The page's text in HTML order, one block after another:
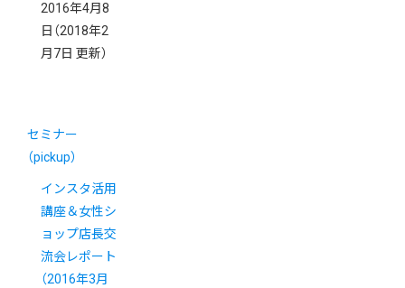
2016年4月8
日 （2018年2
月7日 更新）
セミナー
（pickup）
インスタ活用
講座＆女性シ
ョップ店長交
流会レポート
（2016年3月